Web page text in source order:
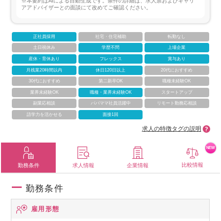
アアドバイザーとの面談にて改めてご確認ください。
正社員採用 社宅・住宅補助 転勤なし
土日祝休み 学歴不問 上場企業
産休・育休あり フレックス 賞与あり
月残業20時間以内 休日120日以上 20代におすすめ
30代におすすめ 第二新卒OK 職種未経験OK
業界未経験OK 職種・業界未経験OK スタートアップ
副業応相談 パパママ社員活躍中 リモート勤務応相談
語学力を活かせる 面接1回
求人の特徴タグの説明
勤務条件 求人情報 企業情報 比較情報
NEW
勤務条件
雇用形態